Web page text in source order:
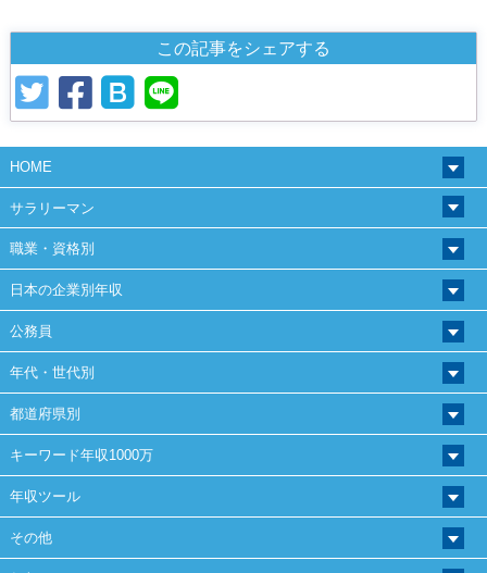
この記事をシェアする
HOME
サラリーマン
職業・資格別
日本の企業別年収
公務員
年代・世代別
都道府県別
キーワード年収1000万
年収ツール
その他